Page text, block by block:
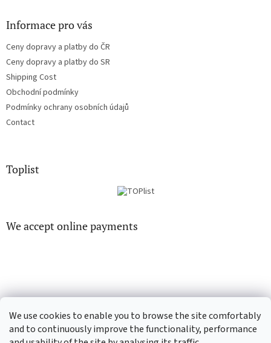
We use cookies to enable you to browse the site comfortably
and to continuously improve the functionality, performance
Informace pro vás
Ceny dopravy a platby do ČR
Ceny dopravy a platby do SR
Shipping Cost
Obchodní podmínky
Podmínky ochrany osobních údajů
Contact
Toplist
We accept online payments